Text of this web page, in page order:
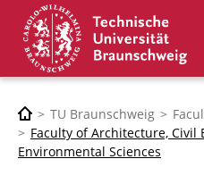
TU Braunschweig
Faculty of Architecture, Civil
Environmental Sciences